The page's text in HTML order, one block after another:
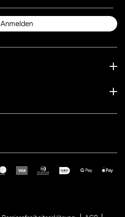
Anmelden